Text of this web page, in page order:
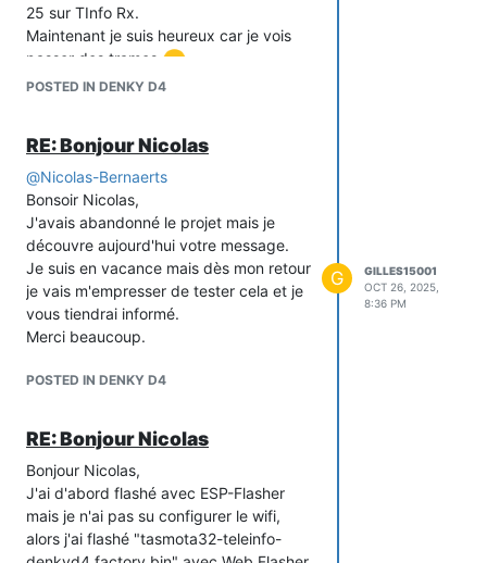
25 sur TInfo Rx.
Maintenant je suis heureux car je vois
passer des trames
TéléInfo Messages fonctionne bien.
graphique est vide.
TéléInfo Historique ne fonctionne pas
non plus.
Merci de votre aide, félicitations pour
votre beau travail.
Gilles
POSTED IN DENKY D4
RE: Bonjour Nicolas
@Nicolas-Bernaerts
Bonsoir Nicolas,
J'avais abandonné le projet mais je
découvre aujourd'hui votre message.
Je suis en vacance mais dès mon retour
je vais m'empresser de tester cela et je
vous tiendrai informé.
Merci beaucoup.
POSTED IN DENKY D4
G
GILLES15001
OCT 26, 2025,
8:36 PM
RE: Bonjour Nicolas
Bonjour Nicolas,
J'ai d'abord flashé avec ESP-Flasher
mais je n'ai pas su configurer le wifi,
alors j'ai flashé "tasmota32-teleinfo-